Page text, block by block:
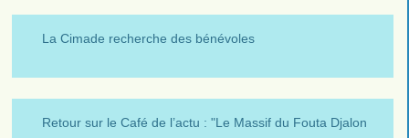
La Cimade recherche des bénévoles
Retour sur le Café de l’actu : "Le Massif du Fouta Djalon